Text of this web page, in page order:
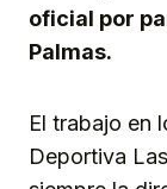
oficial por
Palmas.
El trabajo en
Deportiva